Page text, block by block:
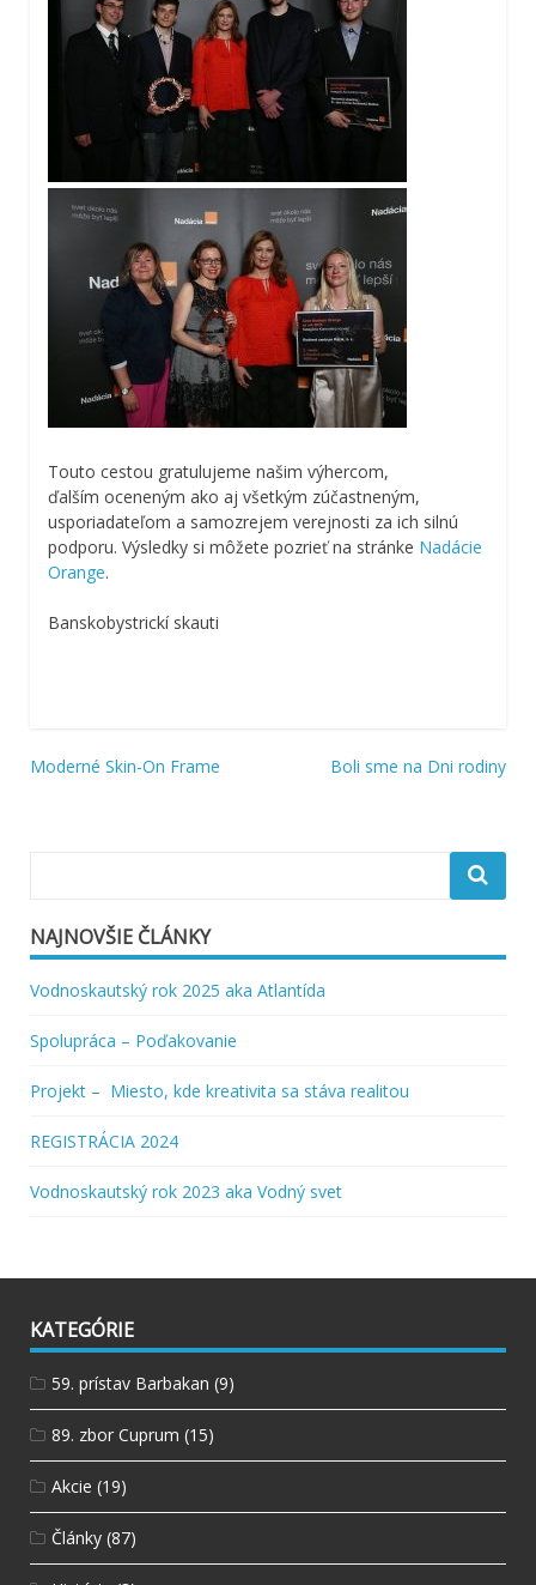
Touto cestou gratulujeme našim výhercom,
ďalším oceneným ako aj všetkým zúčastneným,
usporiadateľom a samozrejem verejnosti za ich silnú
podporu. Výsledky si môžete pozrieť na stránke Nadácie
Orange.
Banskobystrickí skauti
Navigácia
Moderné Skin-On Frame Boli sme na Dni rodiny
NAJNOVŠIE ČLÁNKY
Vodnoskautský rok 2025 aka Atlantída
Spolupráca – Poďakovanie
Projekt – Miesto, kde kreativita sa stáva realitou
REGISTRÁCIA 2024
Vodnoskautský rok 2023 aka Vodný svet
KATEGÓRIE
59. prístav Barbakan (9)
89. zbor Cuprum (15)
Akcie (19)
Články (87)